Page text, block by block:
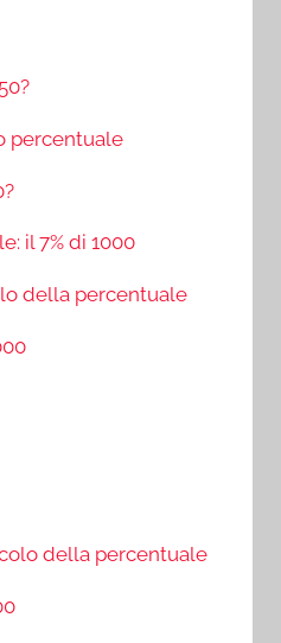
percentuale
il 7% di 1000
della percentuale
della percentuale